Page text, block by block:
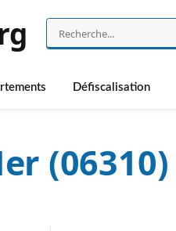
Défiscalisation
(06310)